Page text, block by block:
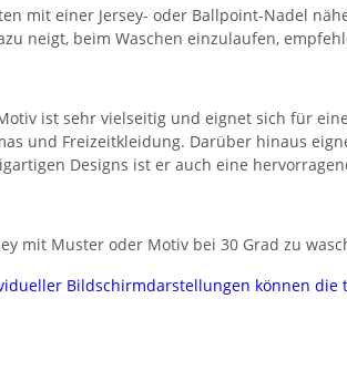
mit einer Jersey- oder Ballpoint-Nadel
neigt, beim Waschen einzulaufen,
ist sehr vielseitig und eignet sich für
und Freizeitkleidung. Darüber hinaus
Designs ist er auch eine
mit Muster oder Motiv bei 30 Grad zu
Bildschirmdarstellungen können